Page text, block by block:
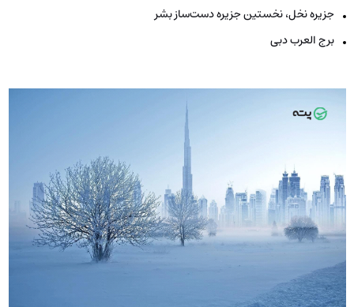
جزیره نخل، نخستین جزیره دست‌ساز بشر
برج العرب دبی